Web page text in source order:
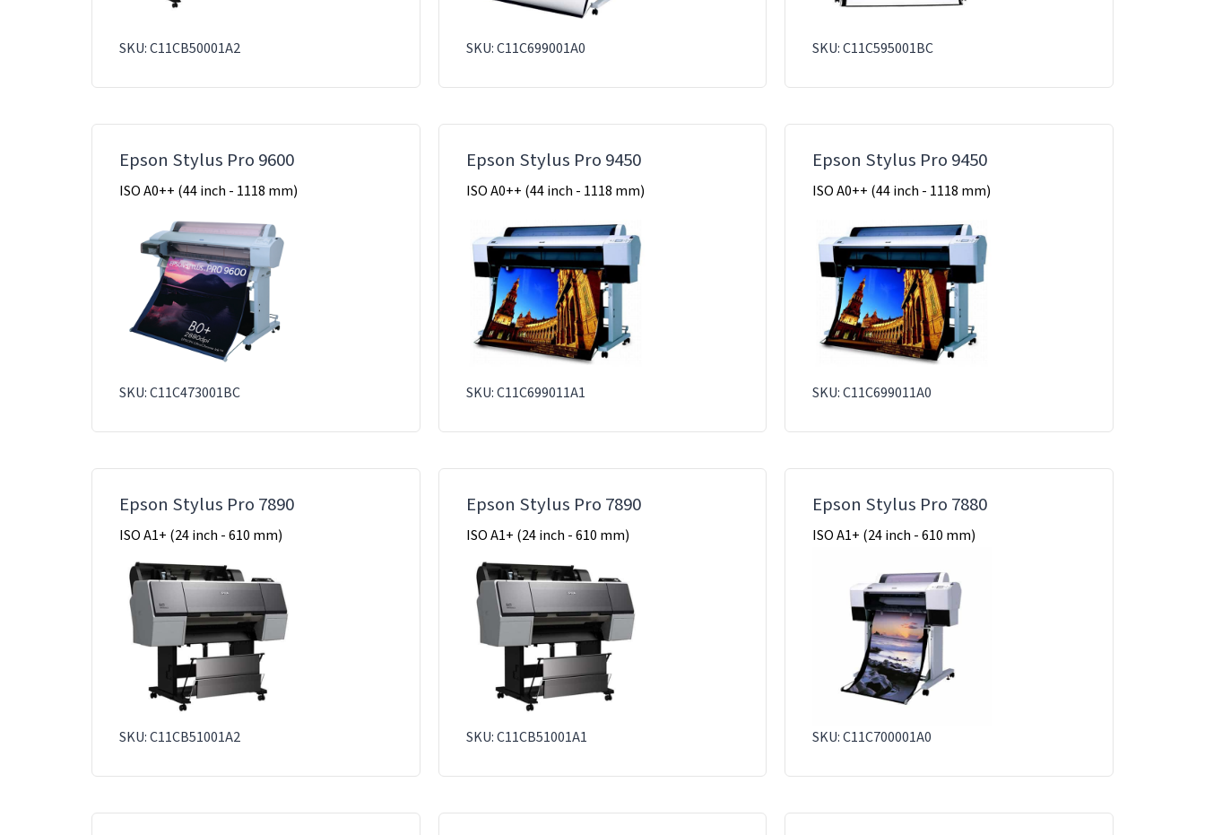
SKU: C11CB50001A2 SKU: C11C699001A0 SKU: C11C595001BC
Epson Stylus Pro 9600
ISO A0++ (44 inch - 1118 mm)
SKU: C11C473001BC
Epson Stylus Pro 9450
ISO A0++ (44 inch - 1118 mm)
SKU: C11C699011A1
Epson Stylus Pro 9450
ISO A0++ (44 inch - 1118 mm)
SKU: C11C699011A0
Epson Stylus Pro 7890
ISO A1+ (24 inch - 610 mm)
SKU: C11CB51001A2
Epson Stylus Pro 7890
ISO A1+ (24 inch - 610 mm)
SKU: C11CB51001A1
Epson Stylus Pro 7880
ISO A1+ (24 inch - 610 mm)
SKU: C11C700001A0